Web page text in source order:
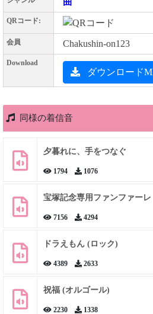
QRコード:
会員 Chakushin-on123
Download
ダウンロード
同様の着信音
夕暮れに、手をつなぐ
1794 1076
宝塚記念専用ファンファーレ
7156 4294
ドラえもん (ロック)
4389 2633
祝福 (オルゴール)
2230 1338